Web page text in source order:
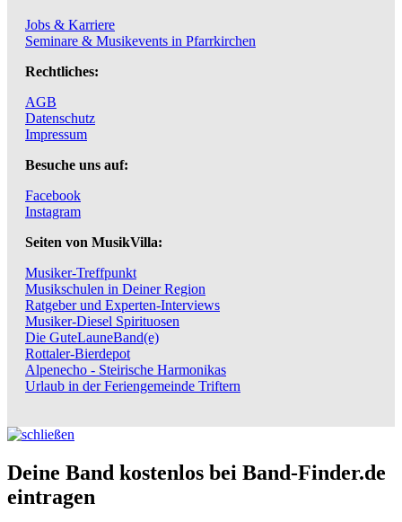
Jobs & Karriere
Seminare & Musikevents in Pfarrkirchen
Rechtliches:
AGB
Datenschutz
Impressum
Besuche uns auf:
Facebook
Instagram
Seiten von MusikVilla:
Musiker-Treffpunkt
Musikschulen in Deiner Region
Ratgeber und Experten-Interviews
Musiker-Diesel Spirituosen
Die GuteLauneBand(e)
Rottaler-Bierdepot
Alpenecho - Steirische Harmonikas
Urlaub in der Feriengemeinde Triftern
Deine Band kostenlos bei Band-Finder.de
eintragen